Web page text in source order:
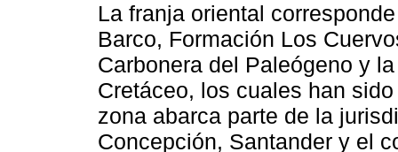
La franja oriental
Barco, Formación Los
Carbonera del Paleógeno y
Cretáceo, los cuales han
zona abarca parte de la
Concepción, Santander y el